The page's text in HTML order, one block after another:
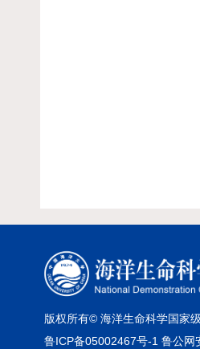
版权所有© 海洋生命科学国家
鲁ICP备05002467号-1 鲁公